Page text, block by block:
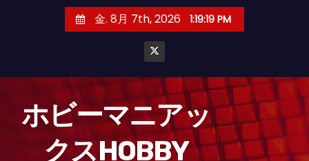
金. 8月 7th, 2026 1:19:21 PM
ホビーマニアッ
クスHOBBY